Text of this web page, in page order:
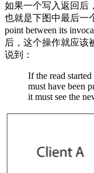
如果一个写入返回后
也就是下图中最后一
point between its
后，这个操作就应该
说到：
If the read
must have been
it must see the